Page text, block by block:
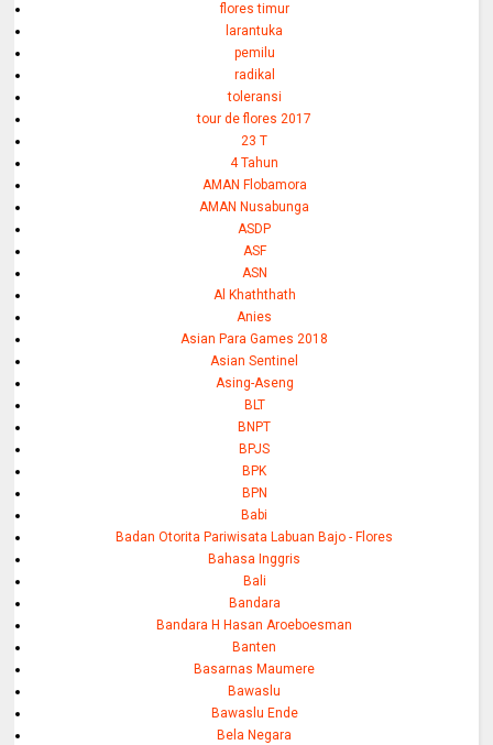
flores timur
larantuka
pemilu
radikal
toleransi
tour de flores 2017
23 T
4 Tahun
AMAN Flobamora
AMAN Nusabunga
ASDP
ASF
ASN
Al Khaththath
Anies
Asian Para Games 2018
Asian Sentinel
Asing-Aseng
BLT
BNPT
BPJS
BPK
BPN
Babi
Badan Otorita Pariwisata Labuan Bajo - Flores
Bahasa Inggris
Bali
Bandara
Bandara H Hasan Aroeboesman
Banten
Basarnas Maumere
Bawaslu
Bawaslu Ende
Bela Negara